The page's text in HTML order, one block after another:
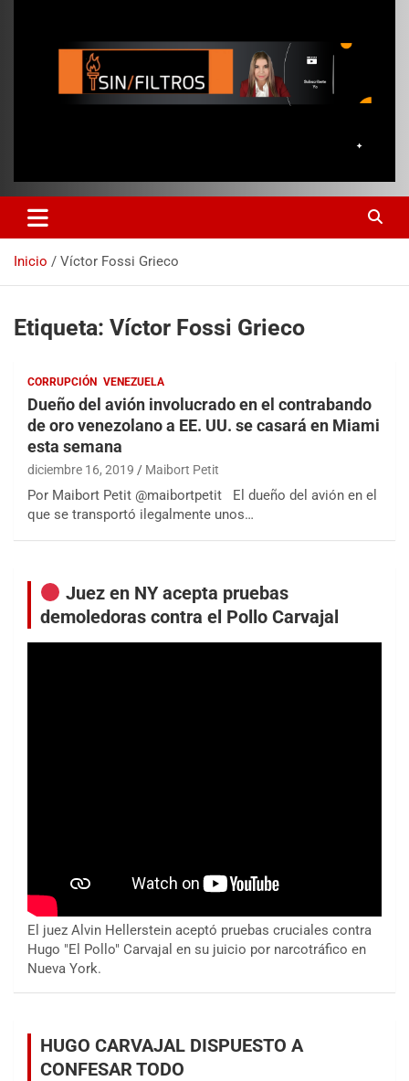
Inicio Víctor Fossi Grieco
Etiqueta: Víctor Fossi Grieco
CORRUPCIÓN VENEZUELA
Dueño del avión involucrado en el contrabando
de oro venezolano a EE. UU. se casará en Miami
esta semana
diciembre 16, 2019 Maibort Petit
Por Maibort Petit @maibortpetit El dueño del avión en el
que se transportó ilegalmente unos…
Juez en NY acepta pruebas
demoledoras contra el Pollo Carvajal
El juez Alvin Hellerstein aceptó pruebas cruciales contra
Hugo "El Pollo" Carvajal en su juicio por narcotráfico en
Nueva York.
HUGO CARVAJAL DISPUESTO A
CONFESAR TODO